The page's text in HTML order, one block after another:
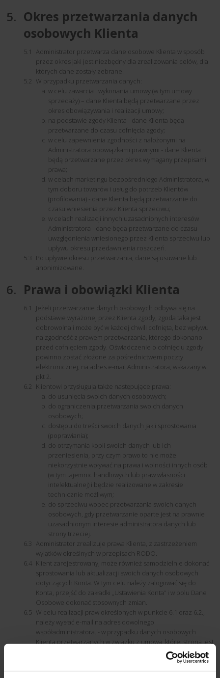
Okres przetwarzania danych
osobowych Klienta
Administrator przetwarza dane osobowe Klienta w sposób i
przez okres jaki jest niezbędny dla zrealizowania celów, dla
których dane zostały zebrane.
W przypadku przetwarzania danych:
w celu zawarcia i wykonania umowy (w tym umowy
sprzedaży) – dane Klienta będą przetwarzane przez
okres obowiązywania i realizacji umowy;
na podstawie zgody Klienta - dane Klienta będą
przetwarzane do czasu cofnięcia zgody;
w celu zapewnienia zgodności z nałożonymi na
Administratora obowiązkami prawnymi - dane Klienta
będą przetwarzane przez okres wymagany przepisami
prawa;
w celach marketingu bezpośredniego Administratora, w
tym doboru towarów i usług do potrzeb Klientów
(profilowania) - dane Klienta będą przetwarzanie do
czasu wniesienia przez Klienta sprzeciwu;
w celach realizacji innych uzasadnionych interesów
Administratora - dane będą przetwarzane do czasu
uwzględnienia wniesionego przez Klienta sprzeciwu lub
upływu okresu przedawnienia roszczeń.
Po upływie okresu przetwarzania, dane są usuwane lub
anonimizowane.
Prawa i obowiązki Klienta
Jeżeli przetwarzanie danych osobowych odbywa się na
podstawie wyrażonej przez Klienta zgody, zgoda taka jest
dobrowolna i może być w każdej chwili cofnięta, bez wpływu
na zgodność z prawem przetwarzania, którego dokonano
przed cofnięciem zgody. Oświadczenie o cofnięciu zgody
powinno zostać złożone za pośrednictwem poczty
elektronicznej, na adres e-mail Administratora, wskazany w
pkt 2.
Klientowi przysługują także następujące prawa:
do usunięcia swoich danych osobowych;
do ograniczenia przetwarzania swoich danych
osobowych;
dostępu do treści swoich danych jak i sprostowania
(poprawiania);
do otrzymania kopii swoich danych lub ich
przeniesienia, przy czym prawo to nie może
niekorzystnie wpływać na prawa i wolności innych osób
(w tym tajemnic handlowych lub praw własności
intelektualnej) i będzie realizowane w zakresie
technicznie możliwym;
do sprzeciwu wobec przetwarzania swoich danych
osobowych, gdy przetwarzanie oparte jest na prawnie
uzasadnionym interesie administratora danych lub
strony trzeciej.
Administrator zrealizuje prawa Klienta, z zastrzeżeniem
wyjątków określnych w przepisach RODO.
Klient zarejestrowany, może również samodzielnie dokonać
sprostowania lub aktualizacji swoich danych osobowych
dotyczących Konta. W tym celu należy zalogować się do
Konta, przejść do zakładki „Ustawienia Konta” i w polu Dane
Osobowe dokonać stosownych zmian.
W celu realizacji praw określonych w punkcie 6.1 oraz 6.2.,
należy wysłać e-mail na adres dowolnego
współadministratora. - w przypadku danych osobowych
Klienta przetwarzanych w związku z umową, której stroną jest
Administrator, a także w pozostałych przypadkach
dotyczących przetwarzania danych osobowych Klienta, w